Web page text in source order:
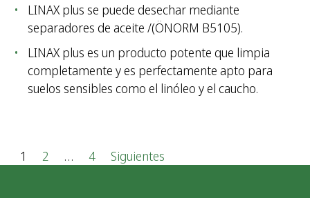
LINAX plus se puede desechar mediante
separadores de aceite /(ÖNORM B5105).
LINAX plus es un producto potente que limpia
completamente y es perfectamente apto para
suelos sensibles como el linóleo y el caucho.
P
1 2 … 4 Siguientes